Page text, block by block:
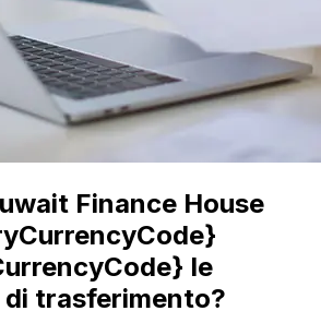
Finance House
le
trasferimento?